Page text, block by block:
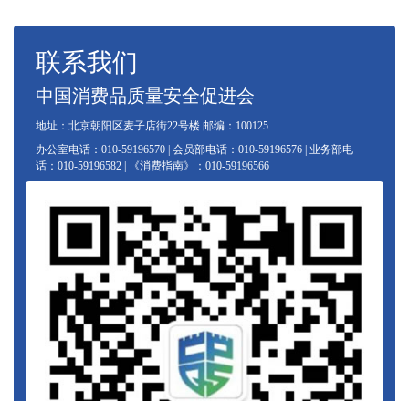
联系我们
中国消费品质量安全促进会
地址：北京朝阳区麦子店街22号楼 邮编：100125
办公室电话：010-59196570 | 会员部电话：010-59196576 | 业务部电
话：010-59196582 | 《消费指南》：010-59196566